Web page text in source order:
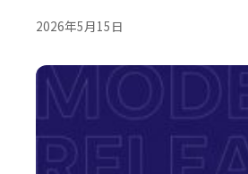
2026年5月15日